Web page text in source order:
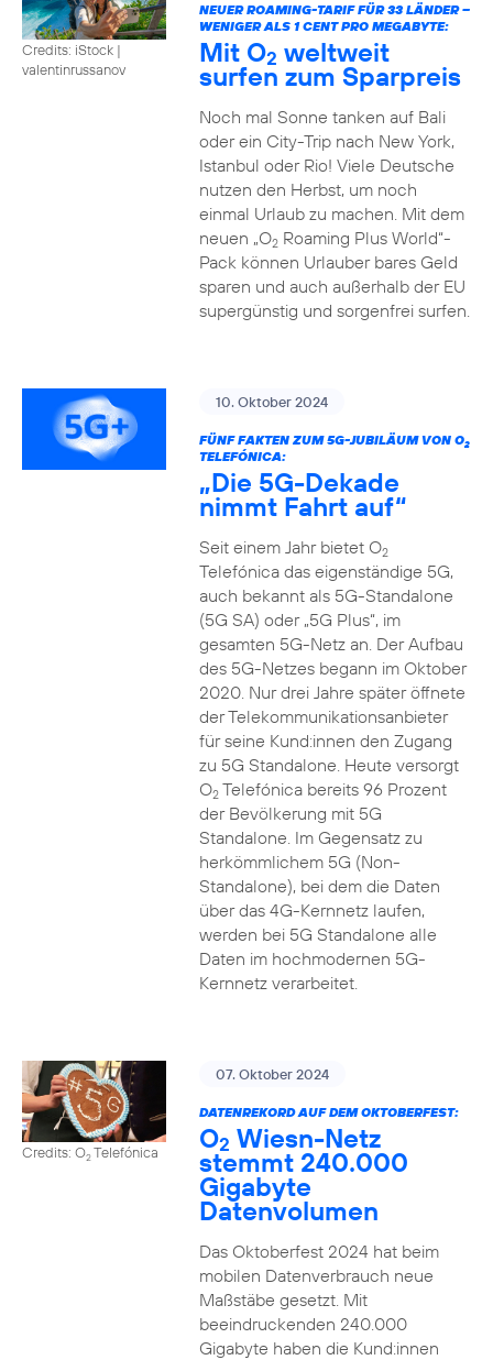
Credits: iStock |
valentinrussanov
NEUER ROAMING-TARIF FÜR 33 LÄNDER –
WENIGER ALS 1 CENT PRO MEGABYTE:
Mit O2 weltweit
surfen zum Sparpreis
Noch mal Sonne tanken auf Bali
oder ein City-Trip nach New York,
Istanbul oder Rio! Viele Deutsche
nutzen den Herbst, um noch
einmal Urlaub zu machen. Mit dem
neuen „O2Roaming Plus World“-
Pack können Urlauber bares Geld
sparen und auch außerhalb der EU
supergünstig und sorgenfrei surfen.
10. Oktober 2024
FÜNF FAKTEN ZUM 5G-JUBILÄUM VON O2
TELEFÓNICA:
„Die 5G-Dekade
nimmt Fahrt auf“
Seit einem Jahr bietet O2
Telefónica das eigenständige 5G,
auch bekannt als 5G-Standalone
(5G SA) oder „5G Plus“, im
gesamten 5G-Netz an. Der Aufbau
des 5G-Netzes begann im Oktober
2020. Nur drei Jahre später öffnete
der Telekommunikationsanbieter
für seine Kund:innen den Zugang
zu 5G Standalone. Heute versorgt
O2Telefónica bereits 96 Prozent
der Bevölkerung mit 5G
Standalone. Im Gegensatz zu
herkömmlichem 5G (Non-
Standalone), bei dem die Daten
über das 4G-Kernnetz laufen,
werden bei 5G Standalone alle
Daten im hochmodernen 5G-
Kernnetz verarbeitet.
Credits: O2Telefónica
07. Oktober 2024
DATENREKORD AUF DEM OKTOBERFEST:
O2 Wiesn-Netz
stemmt 240.000
Gigabyte
Datenvolumen
Das Oktoberfest 2024 hat beim
mobilen Datenverbrauch neue
Maßstäbe gesetzt. Mit
beeindruckenden 240.000
Gigabyte haben die Kund:innen